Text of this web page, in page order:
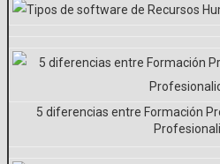
5 diferencias entre Formación